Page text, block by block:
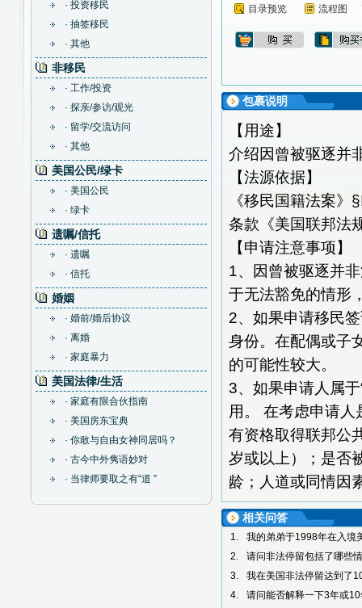
· 投资移民
· 抽签移民
· 其他
非移民
· 工作/投资
· 探亲/参访/观光
· 留学/交流访问
· 其他
美国公民/绿卡
· 美国公民
· 绿卡
遗嘱/信托
· 遗嘱
· 信托
婚姻
· 婚前/婚后协议
· 离婚
· 家庭暴力
美国法律/生活
· 家庭有限合伙指南
· 美国房东宝典
· 你敢与自由女神同居吗？
· 古今中外隽语妙对
· 当律师要取之有“道 ”
目录预览 流程图
包裹说明
【用途】
介绍因曾被驱逐并
【法源依据】
《移民国籍法案
条款《美国联邦法
【申请注意事项】
1、因曾被驱逐并
于无法豁免的情形
2、如果申请移民
身份。在配偶或子
的可能性较大。
3、如果申请人属
用。 在考虑申请人
有资格取得联邦公
岁或以上）；是否
龄；人道或同情因
相关问答
1.
我的弟弟于1998年在入境
2.
请问非法停留包括了哪些
3.
我在美国非法停留达到了
4.
请问能否解释一下3年或